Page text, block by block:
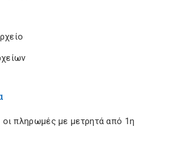
οι πληρωμές με μετρητά από 1η